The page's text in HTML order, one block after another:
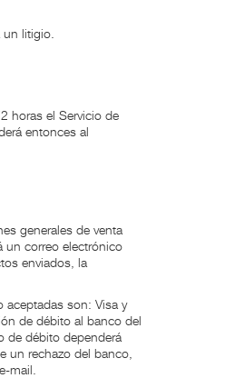
litigio.
horas el Servicio de
entonces al
generales de venta
un correo electrónico
enviados, la
aceptadas son: Visa y
de débito al banco del
de débito dependerá
un rechazo del banco,
mail.